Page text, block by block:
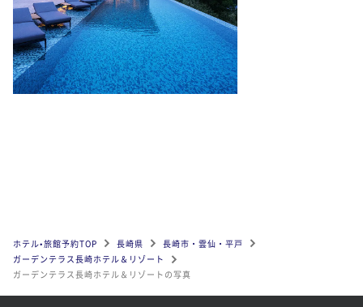
ホテル•旅館予約TOP 長崎県
長崎市・雲仙・平戸
ガーデンテラス長崎ホテル＆リゾート
ガーデンテラス長崎ホテル＆リゾートの写真